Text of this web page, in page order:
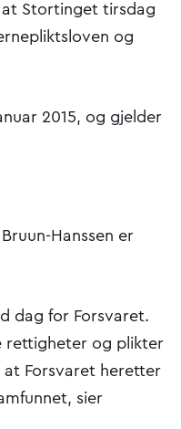
Stortinget tirsdag
og
2015, og gjelder
Hanssen er
dag for Forsvaret.
rettigheter og plikter
Forsvaret heretter
sier